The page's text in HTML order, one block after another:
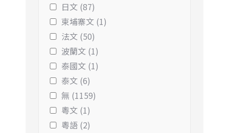
日文 (87)
柬埔寨文 (1)
法文 (50)
波蘭文 (1)
泰國文 (1)
泰文 (6)
無 (1159)
粵文 (1)
粵語 (2)